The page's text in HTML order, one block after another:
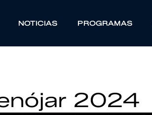
NOTICIAS PROGRAMAS
2024